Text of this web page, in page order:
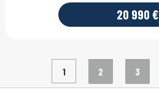
20 990 €
1 2 3